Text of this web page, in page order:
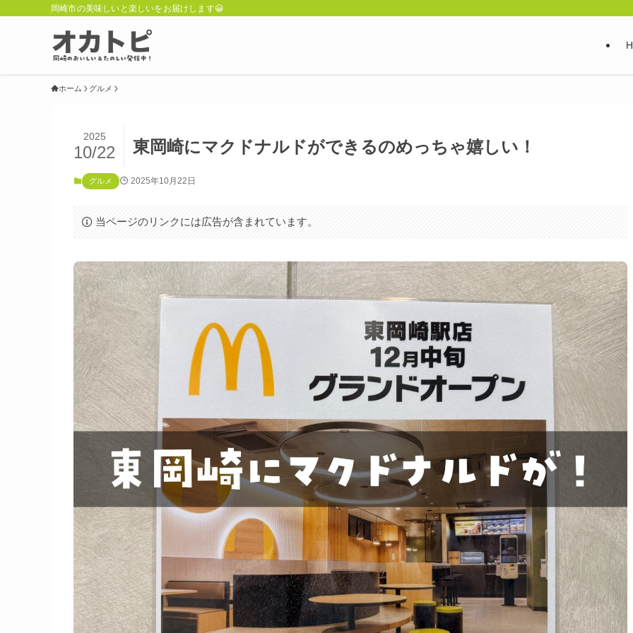
岡崎市の美味しいと楽しいをお届けします😀
ホーム グルメ
東岡崎にマクドナルドができるのめっちゃ嬉しい！
2025
10/22
グルメ 2025年10月22日
当ページのリンクには広告が含まれています。